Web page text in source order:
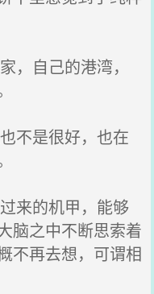
，自己的港湾，
不是很好，也在
来的机甲，能够
脑之中不断思索着
不再去想，可谓相